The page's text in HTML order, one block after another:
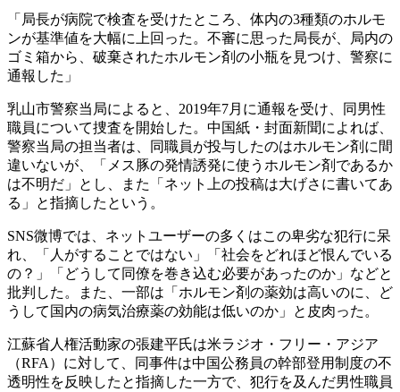
「局長が病院で検査を受けたところ、体内の3種類のホルモ
ンが基準値を大幅に上回った。不審に思った局長が、局内の
ゴミ箱から、破棄されたホルモン剤の小瓶を見つけ、警察に
通報した」
乳山市警察当局によると、2019年7月に通報を受け、同男性
職員について捜査を開始した。中国紙・封面新聞によれば、
警察当局の担当者は、同職員が投与したのはホルモン剤に間
違いないが、「メス豚の発情誘発に使うホルモン剤であるか
は不明だ」とし、また「ネット上の投稿は大げさに書いてあ
る」と指摘したという。
SNS微博では、ネットユーザーの多くはこの卑劣な犯行に呆
れ、「人がすることではない」「社会をどれほど恨んでいる
の？」「どうして同僚を巻き込む必要があったのか」などと
批判した。また、一部は「ホルモン剤の薬効は高いのに、ど
うして国内の病気治療薬の効能は低いのか」と皮肉った。
江蘇省人権活動家の張建平氏は米ラジオ・フリー・アジア
（RFA）に対して、同事件は中国公務員の幹部登用制度の不
透明性を反映したと指摘した一方で、犯行を及んだ男性職員